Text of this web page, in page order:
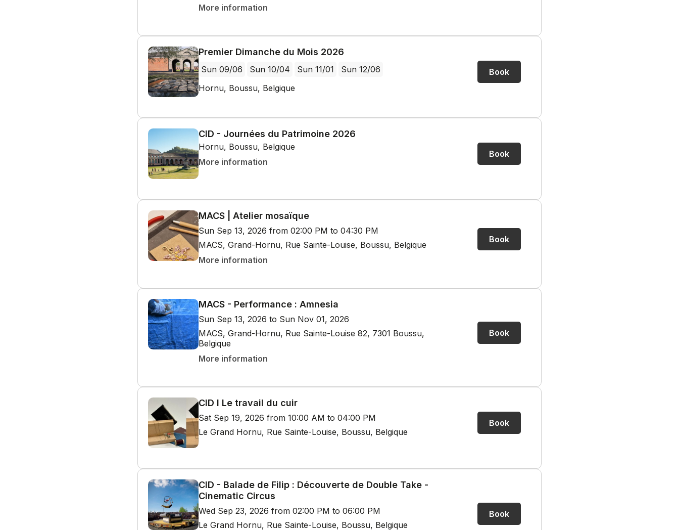
More information
Premier Dimanche du Mois 2026
Sun 09/06 Sun 10/04 Sun 11/01
Sun 12/06
Hornu, Boussu, Belgique
Book
CID - Journées du Patrimoine 2026
Hornu, Boussu, Belgique
More information
Book
MACS | Atelier mosaïque
Sun Sep 13, 2026 from 02:00 PM to 04:30 PM
MACS, Grand-Hornu, Rue Sainte-Louise, Boussu, Belgique
More information
Book
MACS - Performance : Amnesia
Sun Sep 13, 2026 to Sun Nov 01, 2026
MACS, Grand-Hornu, Rue Sainte-Louise 82, 7301 Boussu,
Belgique
More information
Book
CID I Le travail du cuir
Sat Sep 19, 2026 from 10:00 AM to 04:00 PM
Le Grand Hornu, Rue Sainte-Louise, Boussu, Belgique
Book
CID - Balade de Filip : Découverte de Double Take -
Cinematic Circus
Wed Sep 23, 2026 from 02:00 PM to 06:00 PM
Le Grand Hornu, Rue Sainte-Louise, Boussu, Belgique
Book